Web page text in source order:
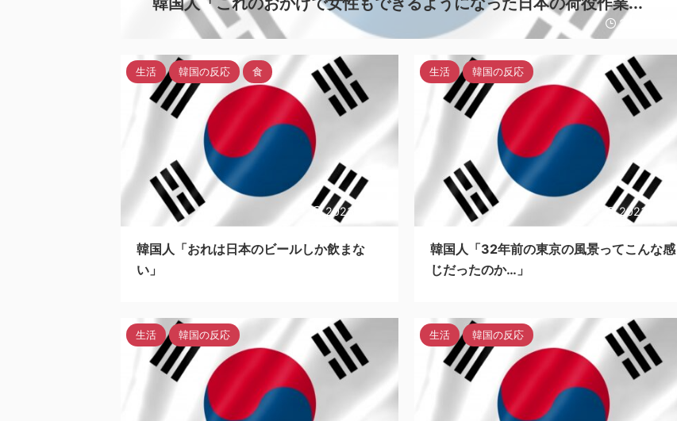
2023/10/23
2023/10/23
生活 韓国の反応 食
韓国人「おれは日本のビールしか飲まな
い」
2023/10/22
生活 韓国の反応
韓国人「32年前の東京の風景ってこんな感
じだったのか…」
生活 韓国の反応 生活 韓国の反応